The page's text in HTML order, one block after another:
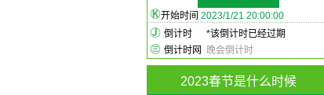
开始时间 2023/1/21 20:00:00
倒计时
*该倒计时已经过期
倒计时网
晚会倒计时
2023春节是什么时候